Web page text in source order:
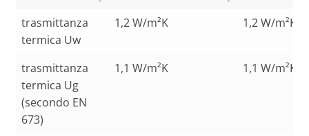
trasmittanza
termica Uw
1,2 W/m²K 1,2 W/m²K
trasmittanza
termica Ug
(secondo EN
673)
1,1 W/m²K 1,1 W/m²K